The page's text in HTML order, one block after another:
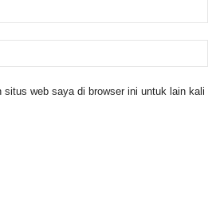
situs web saya di browser ini untuk lain kali